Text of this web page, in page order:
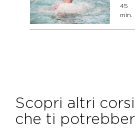
45
min.
Scopri altri corsi
che ti